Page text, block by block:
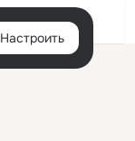
Настроить